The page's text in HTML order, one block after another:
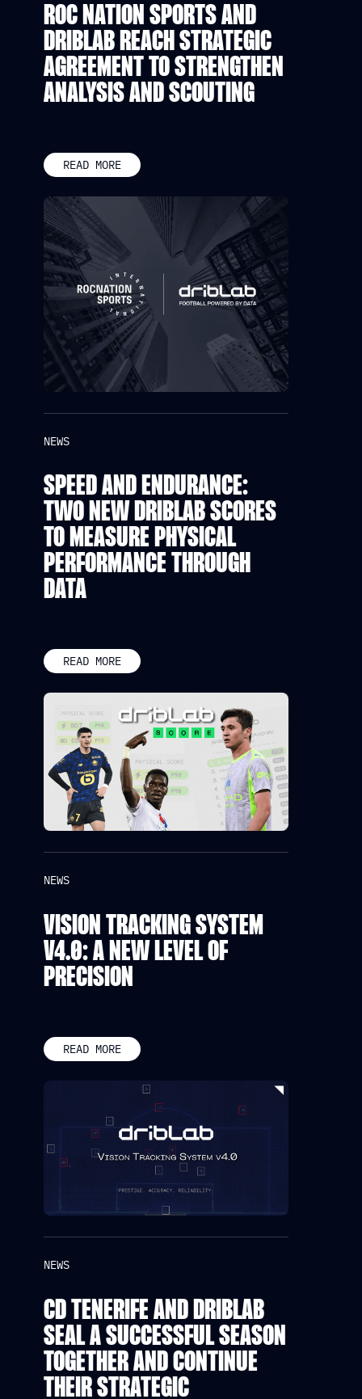
ROC NATION SPORTS AND
DRIBLAB REACH STRATEGIC
AGREEMENT TO STRENGTHEN
ANALYSIS AND SCOUTING
READ MORE
NEWS
SPEED AND ENDURANCE:
TWO NEW DRIBLAB SCORES
TO MEASURE PHYSICAL
PERFORMANCE THROUGH
DATA
READ MORE
NEWS
VISION TRACKING SYSTEM
V4.0: A NEW LEVEL OF
PRECISION
READ MORE
NEWS
CD TENERIFE AND DRIBLAB
SEAL A SUCCESSFUL SEASON
TOGETHER AND CONTINUE
THEIR STRATEGIC